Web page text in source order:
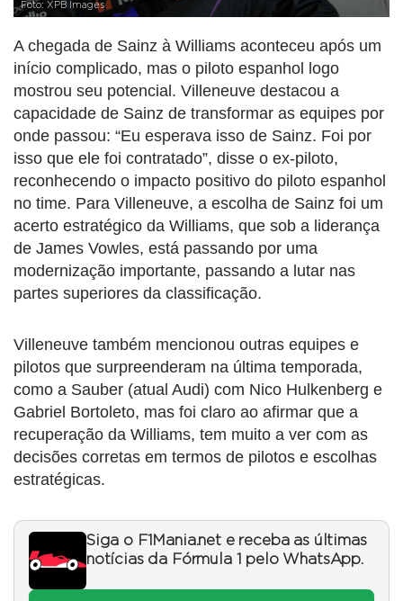
Foto: XPB Images
A chegada de Sainz à Williams aconteceu após um
início complicado, mas o piloto espanhol logo
mostrou seu potencial. Villeneuve destacou a
capacidade de Sainz de transformar as equipes por
onde passou: “Eu esperava isso de Sainz. Foi por
isso que ele foi contratado”, disse o ex-piloto,
reconhecendo o impacto positivo do piloto espanhol
no time. Para Villeneuve, a escolha de Sainz foi um
acerto estratégico da Williams, que sob a liderança
de James Vowles, está passando por uma
modernização importante, passando a lutar nas
partes superiores da classificação.
Villeneuve também mencionou outras equipes e
pilotos que surpreenderam na última temporada,
como a Sauber (atual Audi) com Nico Hulkenberg e
Gabriel Bortoleto, mas foi claro ao afirmar que a
recuperação da Williams, tem muito a ver com as
decisões corretas em termos de pilotos e escolhas
estratégicas.
Siga o F1Mania.net e receba as últimas
notícias da Fórmula 1 pelo WhatsApp.